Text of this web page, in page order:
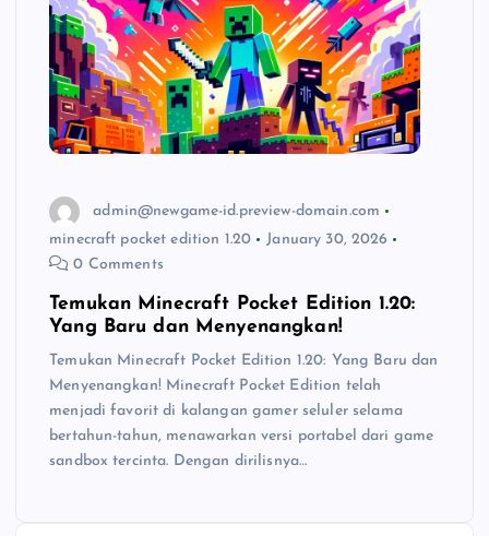
admin@newgame-id.preview-domain.com
minecraft pocket edition 1.20
January 30, 2026
0 Comments
Temukan Minecraft Pocket Edition 1.20:
Yang Baru dan Menyenangkan!
Temukan Minecraft Pocket Edition 1.20: Yang Baru dan
Menyenangkan! Minecraft Pocket Edition telah
menjadi favorit di kalangan gamer seluler selama
bertahun-tahun, menawarkan versi portabel dari game
sandbox tercinta. Dengan dirilisnya…